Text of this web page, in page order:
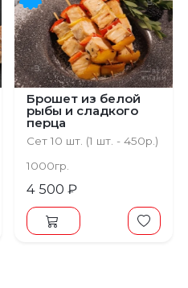
Брошет из белой
рыбы и сладкого
перца
Сет 10 шт. (1 шт. - 450р.)
1000гр.
4 500 ₽